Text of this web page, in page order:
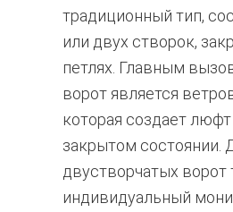
традиционный тип,
или двух створок,
петлях. Главным
ворот является
которая создает
закрытом состоянии.
двустворчатых ворот
индивидуальный